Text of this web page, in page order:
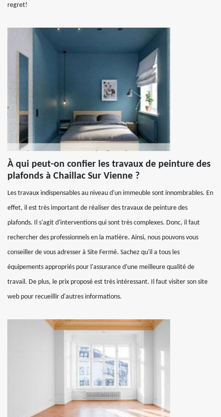
regret!
À qui peut-on confier les travaux de peinture des
plafonds à Chaillac Sur Vienne ?
Les travaux indispensables au niveau d'un immeuble sont innombrables. En
effet, il est très important de réaliser des travaux de peinture des
plafonds. Il s'agit d'interventions qui sont très complexes. Donc, il faut
rechercher des professionnels en la matière. Ainsi, nous pouvons vous
conseiller de vous adresser à Site Fermé. Sachez qu'il a tous les
équipements appropriés pour l'assurance d'une meilleure qualité de
travail. De plus, le prix proposé est très intéressant. Il faut visiter son site
web pour recueillir d'autres informations.